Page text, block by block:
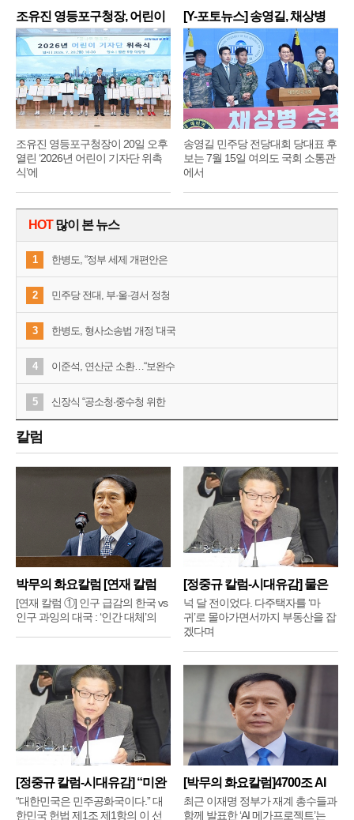
조유진 영등포구청장, 어린이
기
조유진 영등포구청장이 20일 오후
열린 ‘2026년 어린이 기자단 위촉
식’에
[Y-포토뉴스] 송영길, 채상병
순
송영길 민주당 전당대회 당대표 후
보는 7월 15일 여의도 국회 소통관
에서
HOT많이 본 뉴스
1 한병도, “정부 세제 개편안은
2 민주당 전대, 부·울·경서 정청
3 한병도, 형사소송법 개정 '대국
4 이준석, 연산군 소환…“보완수
5 신장식 “공소청·중수청 위한
칼럼
박무의 화요칼럼 [연재 칼럼
①]
[연재 칼럼 ①] 인구 급감의 한국 vs
인구 과잉의 대국 : ‘인간 대체’의
[정중규 칼럼-시대유감] 물은
배
넉 달 전이었다. 다주택자를 ‘마
귀’로 몰아가면서까지 부동산을 잡
겠다며
[정중규 칼럼-시대유감] “미완
“대한민국은 민주공화국이다.” 대
한민국 헌법 제1조 제1항의 이 선
[박무의 화요칼럼]4700조 AI
메
최근 이재명 정부가 재계 총수들과
함께 발표한 ‘AI 메가프로젝트’는